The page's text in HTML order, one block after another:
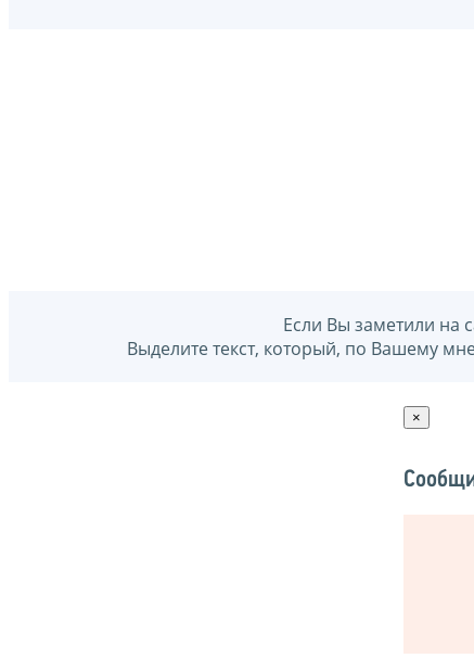
Если Вы заметили на
Выделите текст, который, по Вашему
×